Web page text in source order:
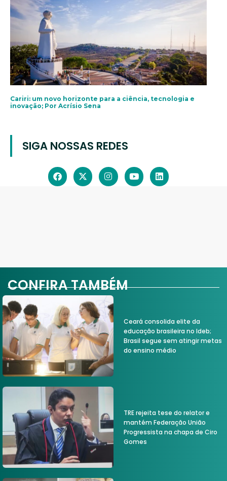
Cariri: um novo horizonte para a ciência, tecnologia e
inovação; Por Acrísio Sena
SIGA NOSSAS REDES
CONFIRA TAMBÉM
Ceará consolida elite da
educação brasileira no Ideb;
Brasil segue sem atingir metas
do ensino médio
TRE rejeita tese do relator e
mantém Federação União
Progressista na chapa de Ciro
Gomes